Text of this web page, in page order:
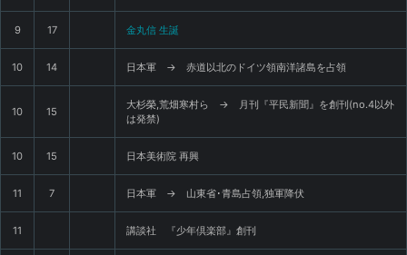
9 17 金丸信 生誕
10 14 日本軍 → 赤道以北のドイツ領南洋諸島を占領
10 15
大杉榮,荒畑寒村ら → 月刊『平民新聞』を創刊(no.4以外
は発禁)
10 15 日本美術院 再興
11 7 日本軍 → 山東省･青島占領,独軍降伏
11 講談社 『少年倶楽部』創刊